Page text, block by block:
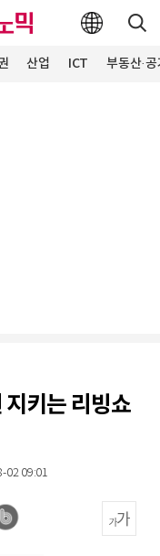
산업 ICT 부동산·
키는 리빙쇼
02 09:01